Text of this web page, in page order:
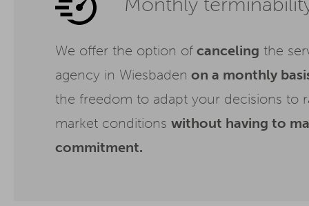
We offer the option of canceling the
agency in Wiesbaden on a monthly
the freedom to adapt your decisions to
market conditions without having to
commitment.